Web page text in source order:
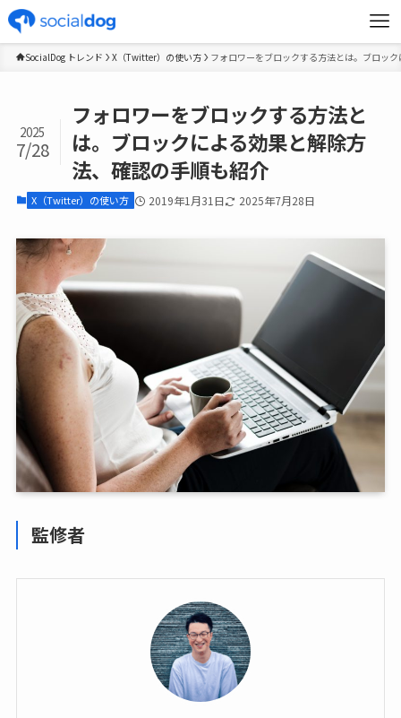
SocialDog トレンド X（Twitter）の使い方 フォロワーをブロックする方法とは。ブロッ
フォロワーをブロックする方法と
は。ブロックによる効果と解除方
法、確認の手順も紹介
2025
7/28
X（Twitter）の使い方 2019年1月31日 2025年7月28日
監修者